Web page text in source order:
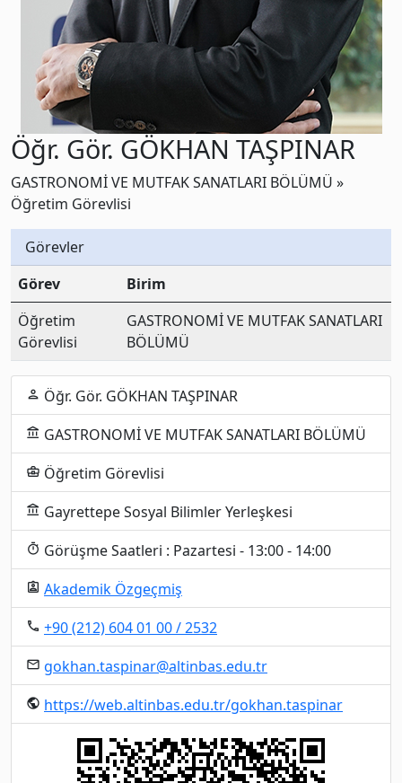
Öğr. Gör. GÖKHAN TAŞPINAR
GASTRONOMİ VE MUTFAK SANATLARI BÖLÜMÜ »
Öğretim Görevlisi
Görevler
Görev
Birim
Öğretim
Görevlisi
GASTRONOMİ VE MUTFAK SANATLARI
BÖLÜMÜ
person Öğr. Gör. GÖKHAN TAŞPINAR
account_balance GASTRONOMİ VE MUTFAK SANATLARI BÖLÜMÜ
business_center Öğretim Görevlisi
account_balance Gayrettepe Sosyal Bilimler Yerleşkesi
timer Görüşme Saatleri : Pazartesi - 13:00 - 14:00
assignment_ind Akademik Özgeçmiş
local_phone +90 (212) 604 01 00 / 2532
email gokhan.taspinar@altinbas.edu.tr
public https://web.altinbas.edu.tr/gokhan.taspinar